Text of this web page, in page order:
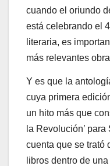
cuando el oriundo
está celebrando el
literaria, es
más relevantes
Y es que la
cuya primera
un hito más que
la Revolución’
cuenta que se trató
libros dentro de